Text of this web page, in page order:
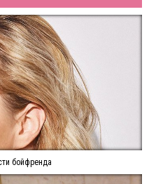
бойфренда